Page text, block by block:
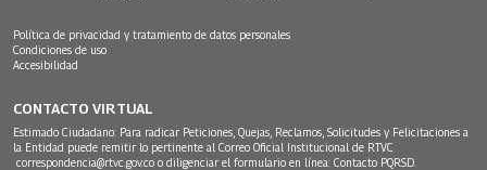
Política de privacidad y tratamiento de datos personales
Condiciones de uso
Accesibilidad
CONTACTO VIRTUAL
Estimado Ciudadano: Para radicar Peticiones, Quejas, Reclamos, Solicitudes y Felicitaciones a
la Entidad puede remitir lo pertinente al Correo Oficial Institucional de RTVC
correspondencia@rtvc.gov.co o diligenciar el formulario en línea: Contacto PQRSD.